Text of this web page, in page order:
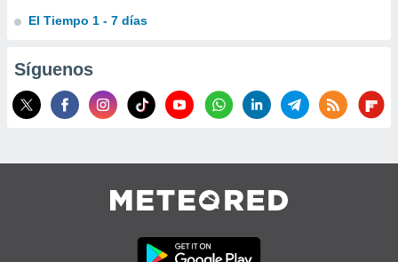
1199
El Tiempo 1 - 7 días
Síguenos